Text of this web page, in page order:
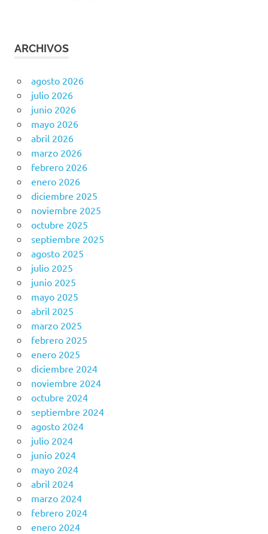
ARCHIVOS
agosto 2026
julio 2026
junio 2026
mayo 2026
abril 2026
marzo 2026
febrero 2026
enero 2026
diciembre 2025
noviembre 2025
octubre 2025
septiembre 2025
agosto 2025
julio 2025
junio 2025
mayo 2025
abril 2025
marzo 2025
febrero 2025
enero 2025
diciembre 2024
noviembre 2024
octubre 2024
septiembre 2024
agosto 2024
julio 2024
junio 2024
mayo 2024
abril 2024
marzo 2024
febrero 2024
enero 2024